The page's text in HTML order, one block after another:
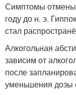
Симптомы отмены
году до н. э.
стал
Алкогольная
зависим от
после
уменьшения дозы